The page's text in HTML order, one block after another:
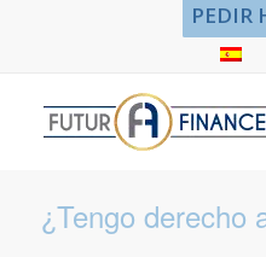
PEDIR
¿Tengo derecho